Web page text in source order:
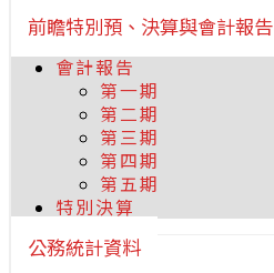
前瞻特別預、決算與會計報告
會計報告
第一期
第二期
第三期
第四期
第五期
特別決算
公務統計資料